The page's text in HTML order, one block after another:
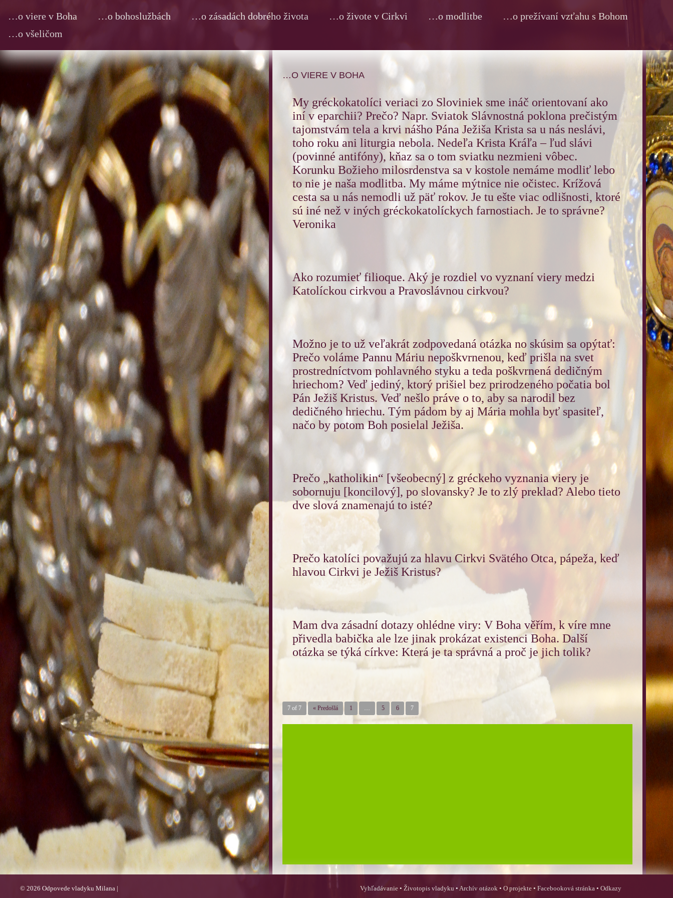
…o viere v Boha …o bohoslužbách …o zásadách dobrého života …o živote v Cirkvi …o modlitbe
…o prežívaní vzťahu s Bohom
…o všeličom
…O VIERE V BOHA
My gréckokatolíci veriaci zo Sloviniek sme ináč orientovaní ako
iní v eparchii? Prečo? Napr. Sviatok Slávnostná poklona prečistým
tajomstvám tela a krvi nášho Pána Ježiša Krista sa u nás neslávi,
toho roku ani liturgia nebola. Nedeľa Krista Kráľa – ľud slávi
(povinné antifóny), kňaz sa o tom sviatku nezmieni vôbec.
Korunku Božieho milosrdenstva sa v kostole nemáme modliť lebo
to nie je naša modlitba. My máme mýtnice nie očistec. Krížová
cesta sa u nás nemodli už päť rokov. Je tu ešte viac odlišnosti, ktoré
sú iné než v iných gréckokatolíckych farnostiach. Je to správne?
Veronika
Ako rozumieť filioque. Aký je rozdiel vo vyznaní viery medzi
Katolíckou cirkvou a Pravoslávnou cirkvou?
Možno je to už veľakrát zodpovedaná otázka no skúsim sa opýtať:
Prečo voláme Pannu Máriu nepoškvrnenou, keď prišla na svet
prostredníctvom pohlavného styku a teda poškvrnená dedičným
hriechom? Veď jediný, ktorý prišiel bez prirodzeného počatia bol
Pán Ježiš Kristus. Veď nešlo práve o to, aby sa narodil bez
dedičného hriechu. Tým pádom by aj Mária mohla byť spasiteľ,
načo by potom Boh posielal Ježiša.
Prečo „katholikin“ [všeobecný] z gréckeho vyznania viery je
sobornuju [koncilový], po slovansky? Je to zlý preklad? Alebo tieto
dve slová znamenajú to isté?
Prečo katolíci považujú za hlavu Cirkvi Svätého Otca, pápeža, keď
hlavou Cirkvi je Ježiš Kristus?
Mam dva zásadní dotazy ohlédne viry: V Boha věřím, k víre mne
přivedla babička ale lze jinak prokázat existenci Boha. Další
otázka se týká církve: Která je ta správná a proč je jich tolik?
7 of 7 « Predošlá 1 5 6 7
© 2026 Odpovede vladyku Milana | Vyhľadávanie• Životopis vladyku • Archív otázok • O projekte• Facebooková stránka • Odkazy